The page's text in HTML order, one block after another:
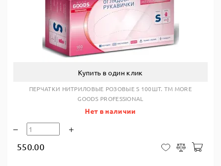
Купить в один клик
ПЕРЧАТКИ НИТРИЛОВЫЕ РОЗОВЫЕ S 100ШТ. TM MORE
GOODS PROFESSIONAL
Нет в наличии
550.00 В закладки
Сравнить